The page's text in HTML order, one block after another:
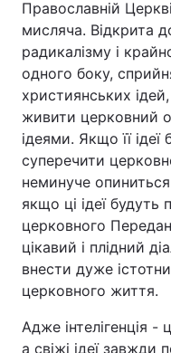
Православній Церкві
мисляча. Відкрита
радикалізму і
одного боку,
християнських
живити церковний
ідеями. Якщо її
суперечити
неминуче
якщо ці ідеї будуть
церковного
цікавий і плідний
внести дуже
церковного життя.
Адже інтелігенція -
а свіжі ідеї завжди